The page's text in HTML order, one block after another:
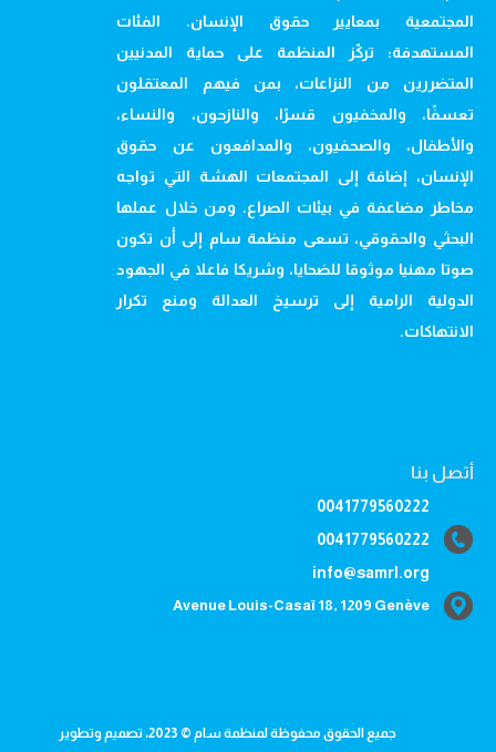
المجتمعية بمعايير حقوق الإنسان. الفئات
المستهدفة: تركّز المنظمة على حماية المدنيين
المتضررين من النزاعات، بمن فيهم المعتقلون
تعسفًا، والمخفيون قسرًا، والنازحون، والنساء،
والأطفال، والصحفيون، والمدافعون عن حقوق
الإنسان، إضافة إلى المجتمعات الهشة التي تواجه
مخاطر مضاعفة في بيئات الصراع. ومن خلال عملها
البحثي والحقوقي، تسعى منظمة سام إلى أن تكون
صوتا مهنيا موثوقا للضحايا، وشريكا فاعلا في الجهود
الدولية الرامية إلى ترسيخ العدالة ومنع تكرار
الانتهاكات.
أتصل بنا
0041779560222
0041779560222
info@samrl.org
Avenue Louis-Casaï 18, 1209 Genève
جميع الحقوق محفوظة لمنظمة سام © 2023، تصميم وتطوير